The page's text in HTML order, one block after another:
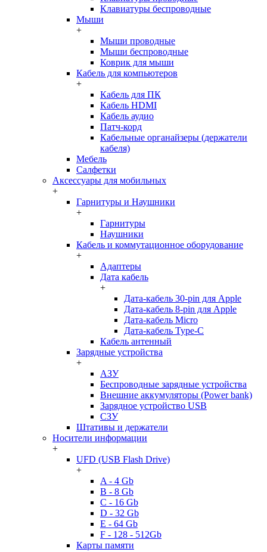
Клавиатуры беспроводные
Мыши
+
Мыши проводные
Мыши беспроводные
Коврик для мыши
Кабель для компьютеров
+
Кабель для ПК
Кабель HDMI
Кабель аудио
Патч-корд
Кабельные органайзеры (держатели
кабеля)
Мебель
Салфетки
Аксессуары для мобильных
+
Гарнитуры и Наушники
+
Гарнитуры
Наушники
Кабель и коммутационное оборудование
+
Адаптеры
Дата кабель
+
Дата-кабель 30-pin для Apple
Дата-кабель 8-pin для Apple
Дата-кабель Micro
Дата-кабель Type-C
Кабель антенный
Зарядные устройства
+
АЗУ
Беспроводные зарядные устройства
Внешние аккумуляторы (Power bank)
Зарядное устройство USB
СЗУ
Штативы и держатели
Носители информации
+
UFD (USB Flash Drive)
+
A - 4 Gb
B - 8 Gb
C - 16 Gb
D - 32 Gb
E - 64 Gb
F - 128 - 512Gb
Карты памяти